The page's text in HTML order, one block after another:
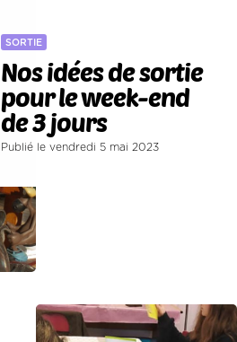
SORTIE
Nos idées de sortie
pour le week-end
de 3 jours
Publié le vendredi 5 mai 2023